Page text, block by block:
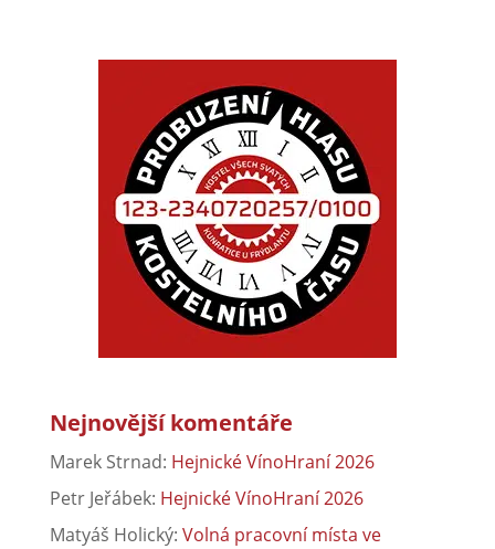
Nejnovější komentáře
Marek Strnad: Hejnické VínoHraní 2026
Petr Jeřábek: Hejnické VínoHraní 2026
Matyáš Holický: Volná pracovní místa ve